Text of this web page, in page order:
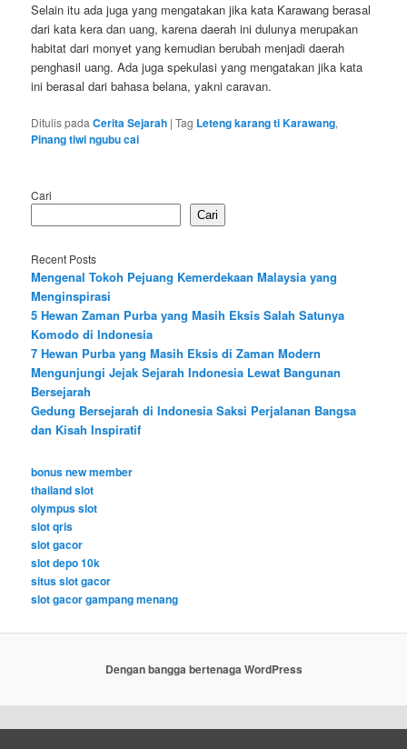
Selain itu ada juga yang mengatakan jika kata Karawang berasal
dari kata kera dan uang, karena daerah ini dulunya merupakan
habitat dari monyet yang kemudian berubah menjadi daerah
penghasil uang. Ada juga spekulasi yang mengatakan jika kata
ini berasal dari bahasa belana, yakni caravan.
Ditulis pada Cerita Sejarah |Tag Leteng karang ti Karawang,
Pinang tiwi ngubu cai
Cari
Cari
Recent Posts
Mengenal Tokoh Pejuang Kemerdekaan Malaysia yang
Menginspirasi
5 Hewan Zaman Purba yang Masih Eksis Salah Satunya
Komodo di Indonesia
7 Hewan Purba yang Masih Eksis di Zaman Modern
Mengunjungi Jejak Sejarah Indonesia Lewat Bangunan
Bersejarah
Gedung Bersejarah di Indonesia Saksi Perjalanan Bangsa
dan Kisah Inspiratif
bonus new member
thailand slot
olympus slot
slot qris
slot gacor
slot depo 10k
situs slot gacor
slot gacor gampang menang
Dengan bangga bertenaga WordPress